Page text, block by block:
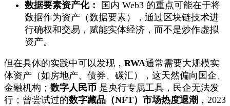
数据要素资产化：
国内 Web3 的重点可能在于将
数据作为资产（数据要素），通过区块链技术进
行确权和交易，赋能实体经济，而不是炒作虚拟
资产。
但在具体的实践中可以发现， RWA通常需要大规模实
体资产（如房地产、债券、碳汇），这天然偏向国企、
金融机构； 数字人民币 是央行专属工具，民企无法发
行；曾尝试过的数字藏品（NFT）市场热度退潮 ，2023